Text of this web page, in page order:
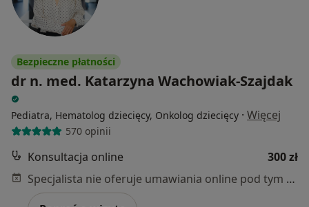
Bezpieczne płatności
dr n. med. Katarzyna Wachowiak-Szajdak
Pediatra, Hematolog dziecięcy, Onkolog dziecięcy · Więcej
570 opinii
Konsultacja online
300 zł
Specjalista nie oferuje umawiania online pod tym adresem.